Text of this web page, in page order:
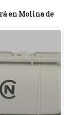
en Molina de